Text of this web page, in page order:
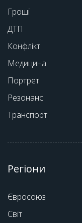
Гроші
ДТП
Конфлікт
Медицина
Портрет
Резонанс
Транспорт
Регіони
Євросоюз
Світ